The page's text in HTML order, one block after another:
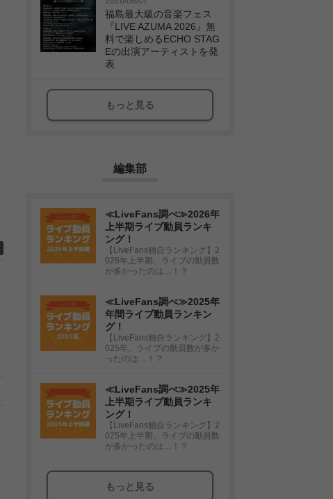
福島最大級の音楽フェス
『LIVE AZUMA 2026』無
料で楽しめるECHO STAG
Eの出演アーティストを発
表
もっと見る
編集部
≪LiveFans調べ≫2026年
上半期ライブ動員ランキ
ング！
【LiveFans独自ランキング】2
026年上半期、ライブの動員数
が多かったのは…！？
≪LiveFans調べ≫2025年
年間ライブ動員ランキン
グ！
【LiveFans独自ランキング】2
025年、ライブの動員数が多か
ったのは…！？
≪LiveFans調べ≫2025年
上半期ライブ動員ランキ
ング！
【LiveFans独自ランキング】2
025年上半期、ライブの動員数
が多かったのは…！？
もっと見る